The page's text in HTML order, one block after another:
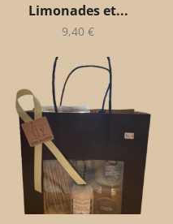
Limonades et...
9,40 €